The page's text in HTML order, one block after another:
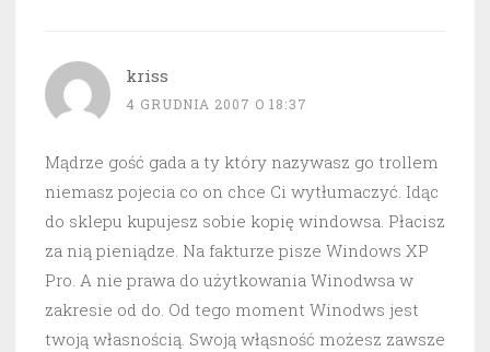
kriss
4 GRUDNIA 2007 O 18:37
Mądrze gość gada a ty który nazywasz go trollem
niemasz pojecia co on chce Ci wytłumaczyć. Idąc
do sklepu kupujesz sobie kopię windowsa. Płacisz
za nią pieniądze. Na fakturze pisze Windows XP
Pro. A nie prawa do użytkowania Winodwsa w
zakresie od do. Od tego moment Winodws jest
twoją własnością. Swoją włąsność możesz zawsze